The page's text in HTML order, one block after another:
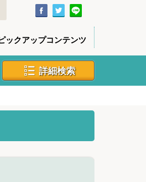
ックアップコンテンツ
詳細検索